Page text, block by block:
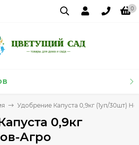
0
Удобрение Капуста 0,9кг (1уп/30шт)
0,9кг
Агро